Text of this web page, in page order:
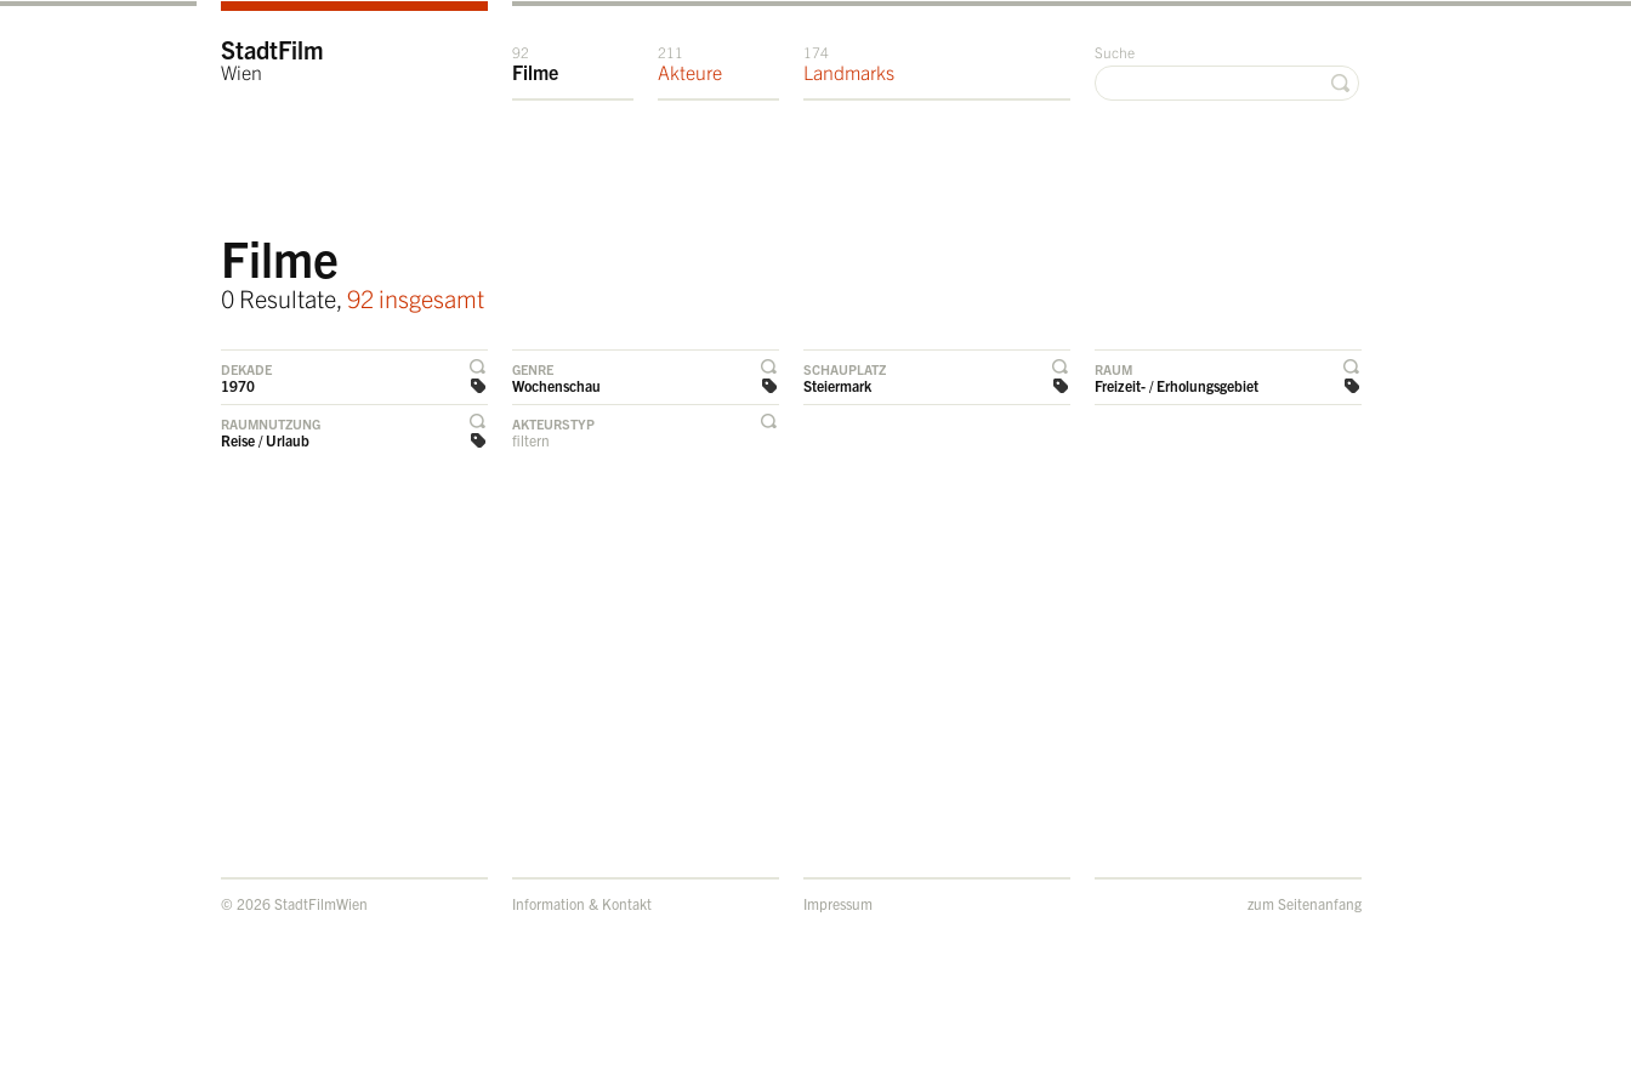
StadtFilm
Wien
92
Filme
211
Akteure
174
Landmarks
Suche
Filme
0 Resultate, 92 insgesamt
DEKADE
1970
GENRE
Wochenschau
SCHAUPLATZ
Steiermark
RAUM
Freizeit- / Erholungsgebiet
RAUMNUTZUNG
Reise / Urlaub
AKTEURSTYP
filtern
© 2026 StadtFilmWien Information & Kontakt Impressum zum Seitenanfang